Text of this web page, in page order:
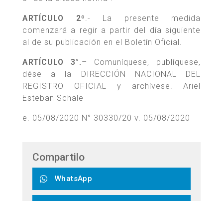
ARTÍCULO 2º .- La presente medida
comenzará a regir a partir del día siguiente
al de su publicación en el Boletín Oficial.
ARTÍCULO 3°.– Comuníquese, publíquese,
dése a la DIRECCIÓN NACIONAL DEL
REGISTRO OFICIAL y archívese. Ariel
Esteban Schale
e. 05/08/2020 N° 30330/20 v. 05/08/2020
Compartilo
WhatsApp